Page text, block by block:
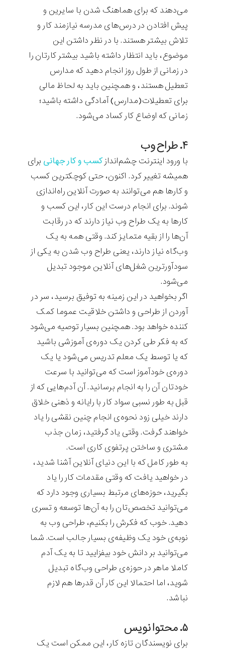
می‌دهند که برای هماهنگ شدن با سایرین و
پیش افتادن در درس‌های مدرسه نیازمند کار و
تلاش بیشتر هستند. با در نظر داشتن این
موضوع، باید انتظار داشته باشید بیشتر کارتان را
در زمانی از طول روز انجام دهید که مدارس
تعطیل هستند، و همچنین باید به لحاظ مالی
برای تعطیلات(مدارس) آمادگی داشته باشید؛
زمانی که اوضاع کار کساد می‌شود.
۴. طراح وب
با ورود اینترنت چشم‌اندازکسب و کار جهانی برای
همیشه تغییر کرد. اکنون، حتی کوچکترین کسب
و کارها هم می‌توانند به صورت آنلاین راه‌اندازی
شوند. برای انجام درست این کار، این کسب و
کارها به یک طراح وب نیاز دارند که در رقابت
آن‌ها را از بقیه متمایز کند. وقتی همه به یک
وب‌گاه نیاز دارند، یعنی طراح وب شدن به یکی از
سودآورترین شغل‌های آنلاین موجود تبدیل
می‌شود.
اگر بخواهید در این زمینه به توفیق برسید، سر در
آوردن از طراحی و داشتن خلاقیت عموما کمک
کننده خواهد بود. همچنین بسیار توصیه می‌شود
که به فکر طی کردن یک دوره‌ی آموزشی باشید
که یا توسط یک معلم تدریس می‌شود یا یک
دوره‌ی خودآموز است که می‌توانید با سرعت
خودتان آن را به انجام برسانید. آن آدم‌هایی که از
قبل به طور نسبی سواد کار با رایانه و ذهنی خلاق
دارند خیلی زود نحوه‌ی انجام چنین نقشی را یاد
خواهند گرفت. وقتی یاد گرفتید، زمان جذب
مشتری و ساختن پرتفوی کاری است.
به طور کامل که با این دنیای آنلاین آشنا شدید،
در خواهید یافت که وقتی مقدمات کار را یاد
بگیرید، حوزه‌های مرتبط بسیاری وجود دارد که
می‌توانید تخصص‌تان را به آن‌ها توسعه و تسری
دهید. خوب که فکرش را بکنیم، طراحی وب به
نوبه‌ی خود یک وظیفه‌ی بسیار جالب است. شما
می‌توانید بر دانش خود بیفزایید تا به یک آدم
کاملا ماهر در حوزه‌ی طراحی وب‌گاه تبدیل
شوید، اما احتمالا این کار آن قدرها هم لازم
نباشد.
۵. محتوا نویس
برای نویسندگان تازه کار، این ممکن است یک